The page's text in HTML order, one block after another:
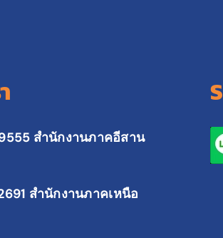
สำนักงานภาคอีสาน
สำนักงานภาคเหนือ